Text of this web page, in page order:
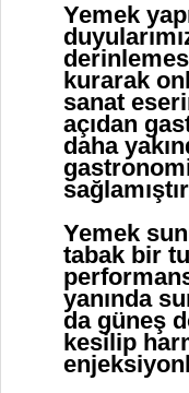
Yemek
kurarak
sanat
açıdan
daha
Yemek
tabak bir
yanında
da güneş
kesilip